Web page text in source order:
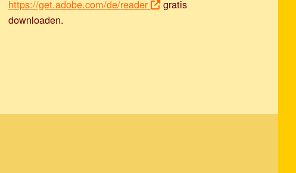
https://get.adobe.com/de/reader
gratis
downloaden.